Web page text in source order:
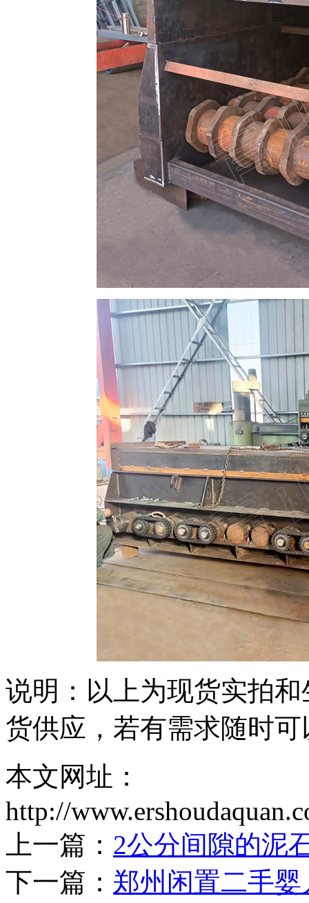
说明：以上为现货实拍
货供应，若有需求随时
本文网址：
http://
上一篇： 2公分间隙的泥
下一篇： 郑州闲置二手